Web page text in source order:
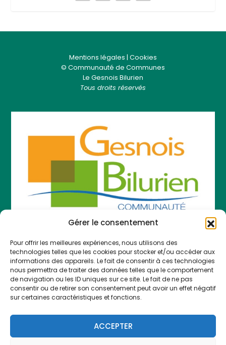
Gérer le consentement
Pour offrir les meilleures expériences, nous utilisons des
technologies telles que les cookies pour stocker et/ou accéder aux
informations des appareils. Le fait de consentir à ces technologies
nous permettra de traiter des données telles que le comportement
de navigation ou les ID uniques sur ce site. Le fait de ne pas
consentir ou de retirer son consentement peut avoir un effet négatif
sur certaines caractéristiques et fonctions.
ACCEPTER
Mentions légales | Cookies
© Communauté de Communes
Le Gesnois Bilurien
Tous droits réservés
COMMUNAUTÉ DE COMMUNES LE GESNOIS
BILURIEN
783 Route des Sittelles 72450 Montfort-le-Gesnois
A votre écoute au 02 43 54 80 40 :
Pour vous recevoir :lundi de 10h à 12h ; mardi et jeudi